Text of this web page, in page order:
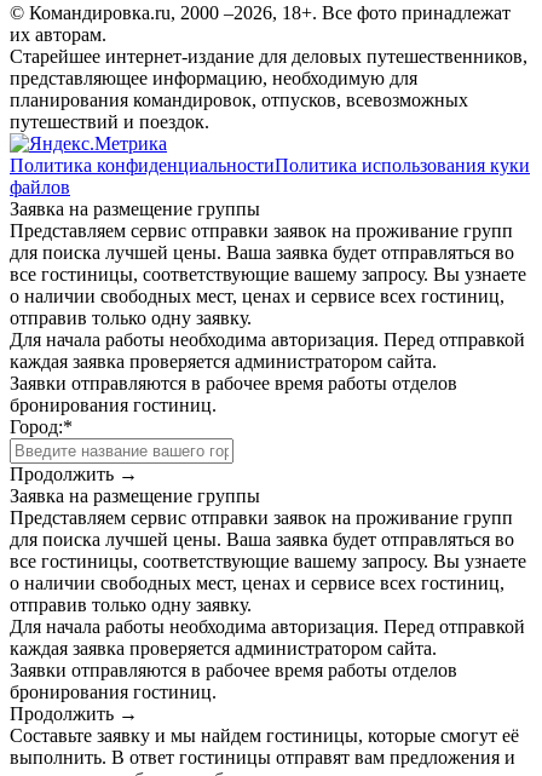
© Командировка.ru, 2000 –2026, 18+. Все фото принадлежат
их авторам.
Старейшее интернет-издание для деловых путешественников,
представляющее информацию, необходимую для
планирования командировок, отпусков, всевозможных
путешествий и поездок.
Политика конфиденциальностиПолитика использования куки
файлов
Заявка на размещение группы
Представляем сервис отправки заявок на проживание групп
для поиска лучшей цены. Ваша заявка будет отправляться во
все гостиницы, соответствующие вашему запросу. Вы узнаете
о наличии свободных мест, ценах и сервисе всех гостиниц,
отправив только одну заявку.
Для начала работы необходима авторизация. Перед отправкой
каждая заявка проверяется администратором сайта.
Заявки отправляются в рабочее время работы отделов
бронирования гостиниц.
Город:*
Продолжить →
Заявка на размещение группы
Представляем сервис отправки заявок на проживание групп
для поиска лучшей цены. Ваша заявка будет отправляться во
все гостиницы, соответствующие вашему запросу. Вы узнаете
о наличии свободных мест, ценах и сервисе всех гостиниц,
отправив только одну заявку.
Для начала работы необходима авторизация. Перед отправкой
каждая заявка проверяется администратором сайта.
Заявки отправляются в рабочее время работы отделов
бронирования гостиниц.
Продолжить →
Составьте заявку и мы найдем гостиницы, которые смогут её
выполнить. В ответ гостиницы отправят вам предложения и